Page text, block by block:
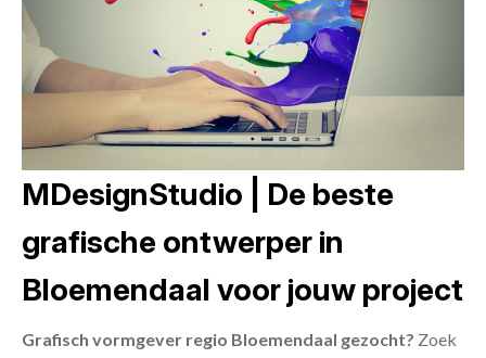
MDesignStudio | De beste
grafische ontwerper in
Bloemendaal voor jouw project
Grafisch vormgever regio Bloemendaal gezocht? Zoek